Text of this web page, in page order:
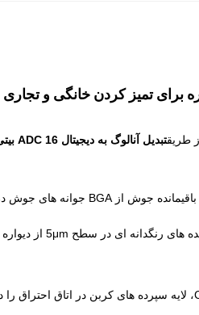
تبدیل آنالوگ به دیجیتال ADC 16 بیتی با دقت بالا + الگوریتم هوشمند PID